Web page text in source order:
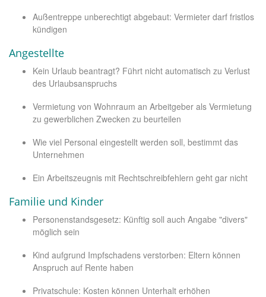
Außentreppe unberechtigt abgebaut: Vermieter darf fristlos
kündigen
Angestellte
Kein Urlaub beantragt? Führt nicht automatisch zu Verlust
des Urlaubsanspruchs
Vermietung von Wohnraum an Arbeitgeber als Vermietung
zu gewerblichen Zwecken zu beurteilen
Wie viel Personal eingestellt werden soll, bestimmt das
Unternehmen
Ein Arbeitszeugnis mit Rechtschreibfehlern geht gar nicht
Familie und Kinder
Personenstandsgesetz: Künftig soll auch Angabe "divers"
möglich sein
Kind aufgrund Impfschadens verstorben: Eltern können
Anspruch auf Rente haben
Privatschule: Kosten können Unterhalt erhöhen